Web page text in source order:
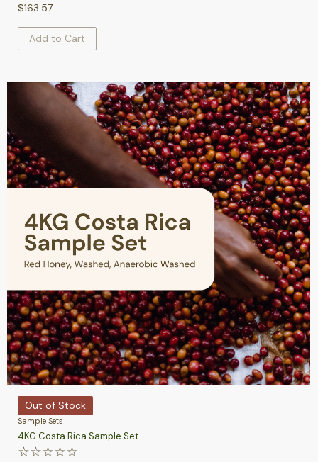
$163.57
Add to Cart
Out of Stock
Sample Sets
4KG Costa Rica Sample Set
☆☆☆☆☆